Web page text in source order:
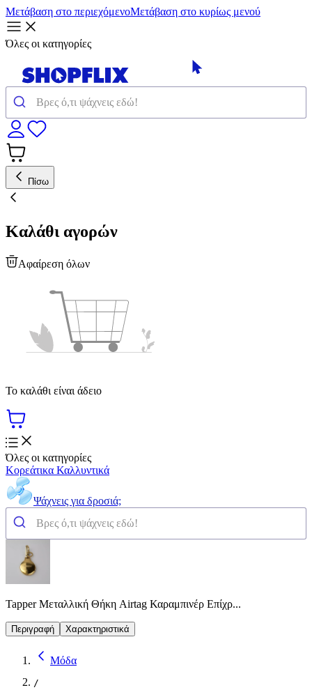
Μετάβαση στο περιεχόμενοΜετάβαση στο κυρίως μενού
Όλες οι κατηγορίες
Πίσω
Καλάθι αγορών
Αφαίρεση όλων
Το καλάθι είναι άδειο
Όλες οι κατηγορίες
Κορεάτικα Καλλυντικά
Ψάχνεις για δροσιά;
Tapper Μεταλλική Θήκη Airtag Καραμπινέρ Επίχρ...
Περιγραφή Χαρακτηριστικά
Μόδα
/